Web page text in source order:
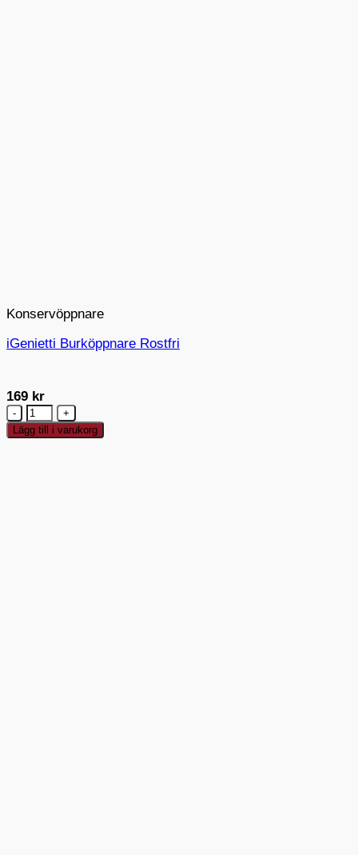
Konservöppnare
iGenietti Burköppnare Rostfri
169 kr
iGenietti
Burköppnare
Lägg till i varukorg